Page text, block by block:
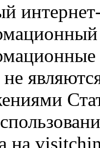
не
на